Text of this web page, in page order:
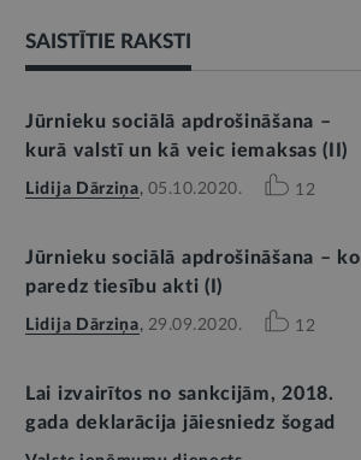
SAISTĪTIE RAKSTI
Jūrnieku sociālā apdrošināšana –
kurā valstī un kā veic iemaksas (II)
Lidija Dārziņa, 05.10.2020. 12
Jūrnieku sociālā apdrošināšana – ko
paredz tiesību akti (I)
Lidija Dārziņa, 29.09.2020. 12
Lai izvairītos no sankcijām, 2018.
gada deklarācija jāiesniedz šogad